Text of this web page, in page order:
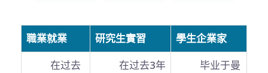
職業就業 研究生實習
學生企業家
在过去
在过去3年
毕业于曼